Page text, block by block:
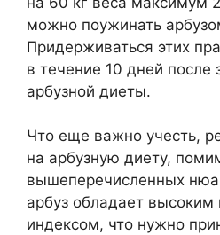
можно поужинать
Придерживаться этих
в течение 10 дней после
арбузной диеты.
Что еще важно учесть,
на арбузную диету,
вышеперечисленных
арбуз обладает высоким
индексом, что нужно